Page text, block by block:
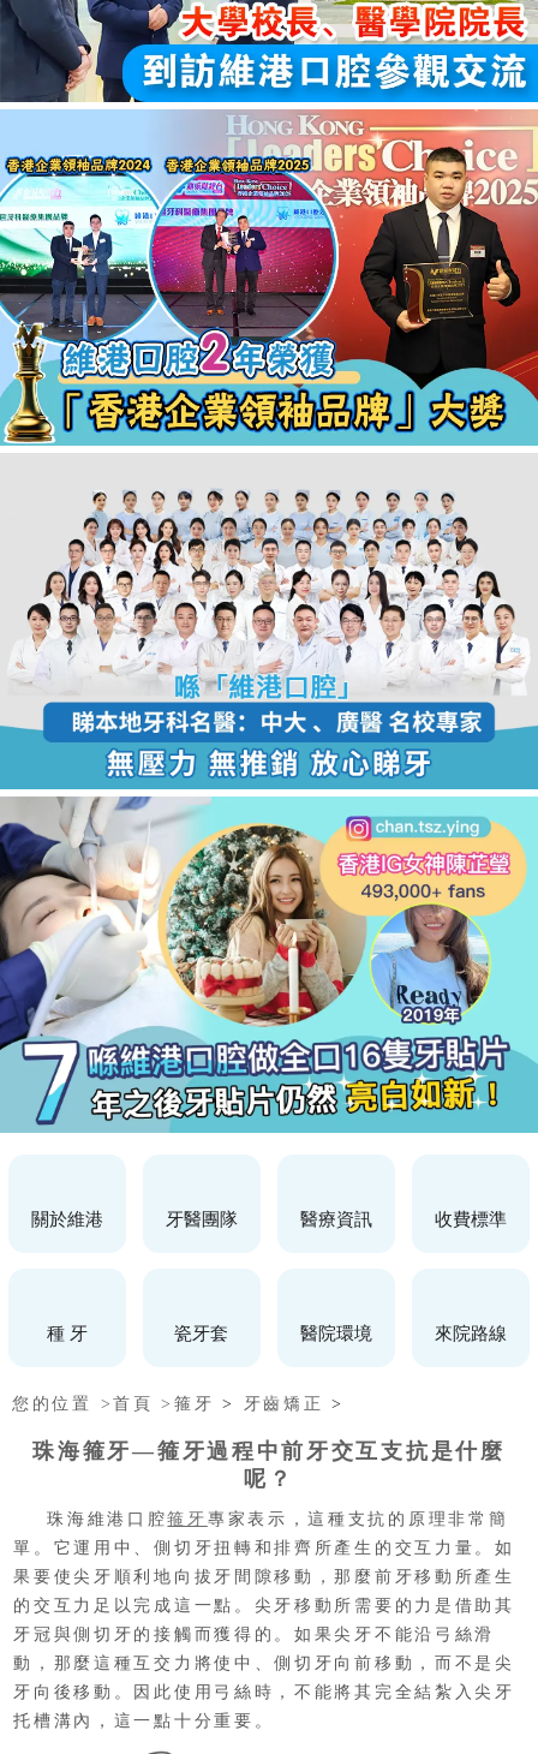
關於維港 牙醫團隊 醫療資訊 收費標準
種 牙 瓷牙套 醫院環境 來院路線
您的位置 >首頁 >箍牙 > 牙齒矯正 >
珠海箍牙—箍牙過程中前牙交互支抗是什麼
呢？
珠海維港口腔箍牙 專家表示，這種支抗的原理非常簡
單。它運用中、側切牙扭轉和排齊所產生的交互力量。如
果要使尖牙順利地向拔牙間隙移動，那麼前牙移動所產生
的交互力足以完成這一點。尖牙移動所需要的力是借助其
牙冠與側切牙的接觸而獲得的。如果尖牙不能沿弓絲滑
動，那麼這種互交力將使中、側切牙向前移動，而不是尖
牙向後移動。因此使用弓絲時，不能將其完全結紮入尖牙
托槽溝內，這一點十分重要。